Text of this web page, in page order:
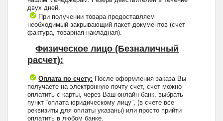
двух дней.
При получении товара предоставляем
необходимый закрывающий пакет документов (счет-
фактура, товарная накладная).
Физическое лицо (Безналичный
расчет):
Оплата по счету: После оформления заказа Вы
получаете на электронную почту счет, счет можно
оплатить с карты, через Ваш онлайн банк, выбрать
пункт “оплата юридическому лицу”, (в счете все
реквизиты для оплаты указаны) или просто прийти
оплатить в любом банке.